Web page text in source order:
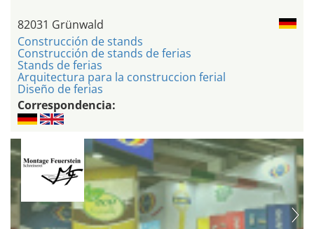
82031 Grünwald
Construcción de stands
Construcción de stands de ferias
Stands de ferias
Arquitectura para la construccion ferial
Diseño de ferias
Correspondencia: